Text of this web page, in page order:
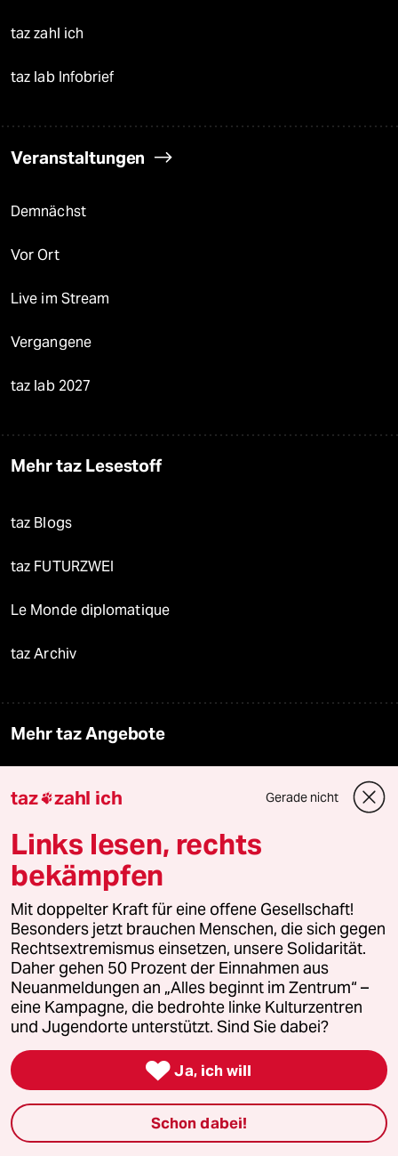
taz zahl ich
taz lab Infobrief
Veranstaltungen
Demnächst
Vor Ort
Live im Stream
Vergangene
taz lab 2027
Mehr taz Lesestoff
taz Blogs
taz FUTURZWEI
Le Monde diplomatique
taz Archiv
Mehr taz Angebote
Reisen
Kantine
Shop
Anzeigen
Fragen & Hilfe
Feedback
Aboservice
ePaper Login
taz zahl ich Gerade nicht
Links lesen, rechts
bekämpfen
Mit doppelter Kraft für eine offene Gesellschaft!
Besonders jetzt brauchen Menschen, die sich gegen
Rechtsextremismus einsetzen, unsere Solidarität.
Daher gehen 50 Prozent der Einnahmen aus
Neuanmeldungen an „Alles beginnt im Zentrum“ –
eine Kampagne, die bedrohte linke Kulturzentren
und Jugendorte unterstützt. Sind Sie dabei?
 Ja, ich will
Schon dabei!